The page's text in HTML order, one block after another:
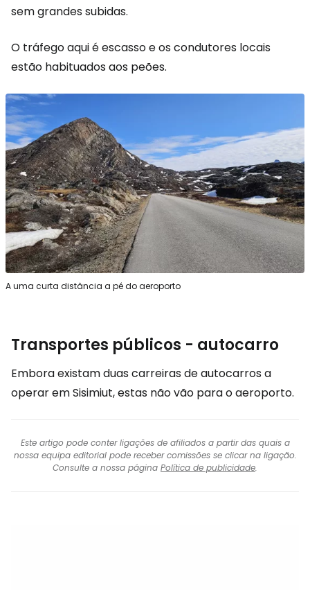
sem grandes subidas.
O tráfego aqui é escasso e os condutores locais
estão habituados aos peões.
A uma curta distância a pé do aeroporto
Transportes públicos - autocarro
Embora existam duas carreiras de autocarros a
operar em Sisimiut, estas não vão para o aeroporto.
Este artigo pode conter ligações de afiliados a partir das quais a
nossa equipa editorial pode receber comissões se clicar na ligação.
Consulte a nossa página Política de publicidade.